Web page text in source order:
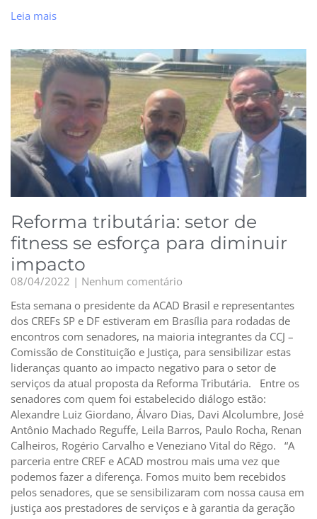
Leia mais
Reforma tributária: setor de
fitness se esforça para diminuir
impacto
08/04/2022
Nenhum comentário
Esta semana o presidente da ACAD Brasil e representantes
dos CREFs SP e DF estiveram em Brasília para rodadas de
encontros com senadores, na maioria integrantes da CCJ –
Comissão de Constituição e Justiça, para sensibilizar estas
lideranças quanto ao impacto negativo para o setor de
serviços da atual proposta da Reforma Tributária. Entre os
senadores com quem foi estabelecido diálogo estão:
Alexandre Luiz Giordano, Álvaro Dias, Davi Alcolumbre, José
Antônio Machado Reguffe, Leila Barros, Paulo Rocha, Renan
Calheiros, Rogério Carvalho e Veneziano Vital do Rêgo. “A
parceria entre CREF e ACAD mostrou mais uma vez que
podemos fazer a diferença. Fomos muito bem recebidos
pelos senadores, que se sensibilizaram com nossa causa em
justiça aos prestadores de serviços e à garantia da geração